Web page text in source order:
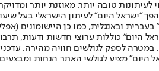
טובה יותר, מאוזנת יותר
תשלום. המהדורה המודפסת הראשונה פורסמה ב-30 ביולי 2007,
היום" כוללות ערוצי חדשות ודעות,
במטרה לספק לגולשים חוויה
היום" מציע לגולשי האתר הנחות